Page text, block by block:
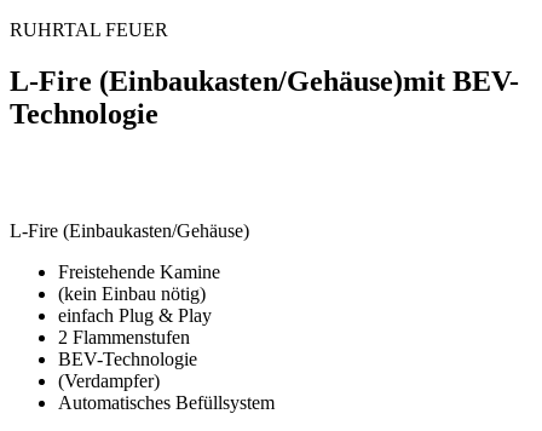
RUHRTAL FEUER
L-Fire (Einbaukasten/Gehäuse)mit BEV-
Technologie
L-Fire (Einbaukasten/Gehäuse)
Freistehende Kamine
(kein Einbau nötig)
einfach Plug & Play
2 Flammenstufen
BEV-Technologie
(Verdampfer)
Automatisches Befüllsystem